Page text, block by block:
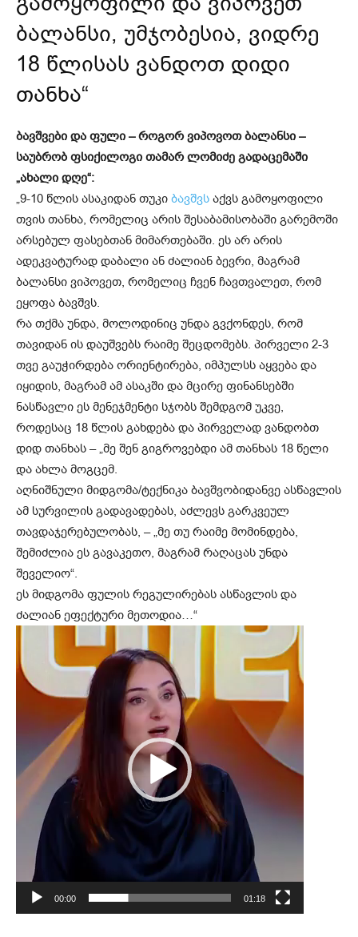
ბალანსი, უმჯობესია, ვიდრე
18 წლისას ვანდოთ დიდი
თანხა“
ბავშვები და ფული – როგორ ვიპოვოთ ბალანსი –
საუბრობ ფსიქილოგი თამარ ლომიძე გადაცემაში
„ახალი დღე“:
„9-10 წლის ასაკიდან თუკი ბავშვს აქვს გამოყოფილი
თვის თანხა, რომელიც არის შესაბამისობაში გარემოში
არსებულ ფასებთან მიმართებაში. ეს არ არის
ადეკვატურად დაბალი ან ძალიან ბევრი, მაგრამ
ბალანსი ვიპოვეთ, რომელიც ჩვენ ჩავთვალეთ, რომ
ეყოფა ბავშვს.
რა თქმა უნდა, მოლოდინიც უნდა გვქონდეს, რომ
თავიდან ის დაუშვებს რაიმე შეცდომებს. პირველი 2-3
თვე გაუჭირდება ორიენტირება, იმპულსს აყვება და
იყიდის, მაგრამ ამ ასაკში და მცირე ფინანსებში
ნასწავლი ეს მენეჯმენტი სჯობს შემდგომ უკვე,
როდესაც 18 წლის გახდება და პირველად ვანდობთ
დიდ თანხას – „მე შენ გიგროვებდი ამ თანხას 18 წელი
და ახლა მოგცემ.
აღნიშნული მიდგომა/ტექნიკა ბავშვობიდანვე ასწავლის
ამ სურვილის გადავადებას, აძლევს გარკვეულ
თავდაჯერებულობას, – „მე თუ რაიმე მომინდება,
შემიძლია ეს გავაკეთო, მაგრამ რაღაცას უნდა
შეველიო“.
ეს მიდგომა ფულის რეგულირებას ასწავლის და
ძალიან ეფექტური მეთოდია…“
ვ
ი
დ
მ
ვ
ლ
00:00 01:18